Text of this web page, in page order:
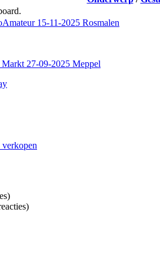
15-11-2025 Rosmalen
27-09-2025 Meppel